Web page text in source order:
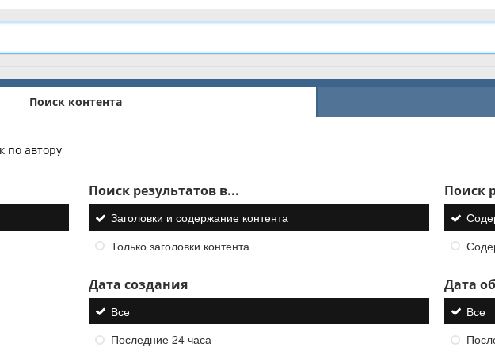
Поиск контента
по автору
Поиск результатов в...
Заголовки и содержание контента
Только заголовки контента
Поиск
Дата создания
Все
Последние 24 часа
Дата
Все